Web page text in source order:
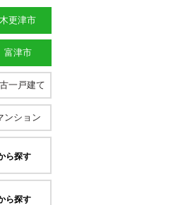
木更津市
富津市
一戸建て
ンション
ら探す
ら探す